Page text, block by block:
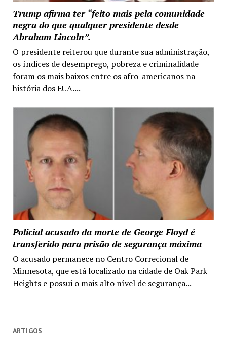
Trump afirma ter “feito mais pela comunidade
negra do que qualquer presidente desde
Abraham Lincoln”.
O presidente reiterou que durante sua administração,
os índices de desemprego, pobreza e criminalidade
foram os mais baixos entre os afro-americanos na
história dos EUA....
Policial acusado da morte de George Floyd é
transferido para prisão de segurança máxima
O acusado permanece no Centro Correcional de
Minnesota, que está localizado na cidade de Oak Park
Heights e possui o mais alto nível de segurança...
ARTIGOS